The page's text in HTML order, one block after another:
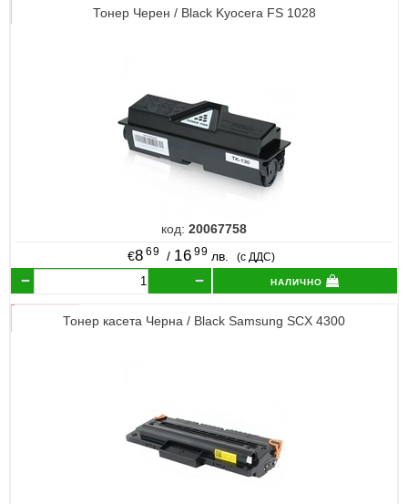
Тонер Черен / Black Kyocera FS 1028
код: 20067758
€8 69 / 16 99 лв. (с ДДС)
налично
Тонер касета Черна / Black Samsung SCX 4300